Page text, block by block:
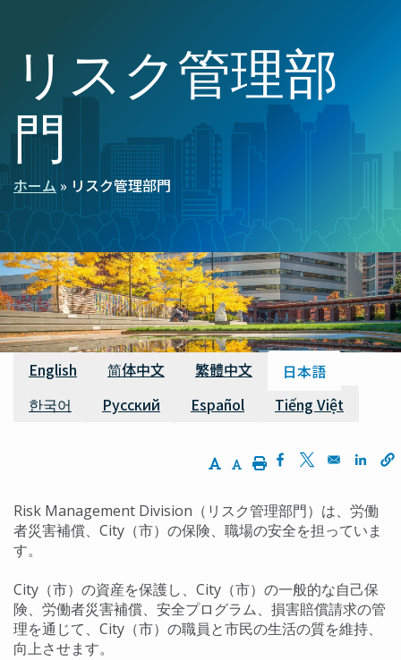
リスク管理部
門
パ
ン
く
ず
ホーム リスク管理部門
利用可能な翻訳
English 简体中文 繁體中文
日本語
한국어
Русский Español Tiếng Việt
Increase Text Size
Decrease Text Size
PrintOpens in a new
Opens in a
Risk Management Division （リスク管理部門）は、労働
者災害補償、 City （市）の保険、職場の安全を担っていま
す。
City （市）の資産を保護し、 City （市）の一般的な自己保
険、労働者災害補償、安全プログラム、損害賠償請求の管
理を通じて、 City （市）の職員と市民の生活の質を維持、
向上させます。